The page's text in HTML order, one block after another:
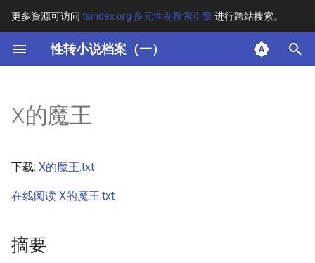
更多资源可访问 tsindex.org 多元性别搜索引擎进行跨站搜索。
性转小说档案（一）
键
开
搜
索
其他信息
正文
X的魔王
下载: X的魔王.txt
在线阅读 X的魔王.txt
摘要